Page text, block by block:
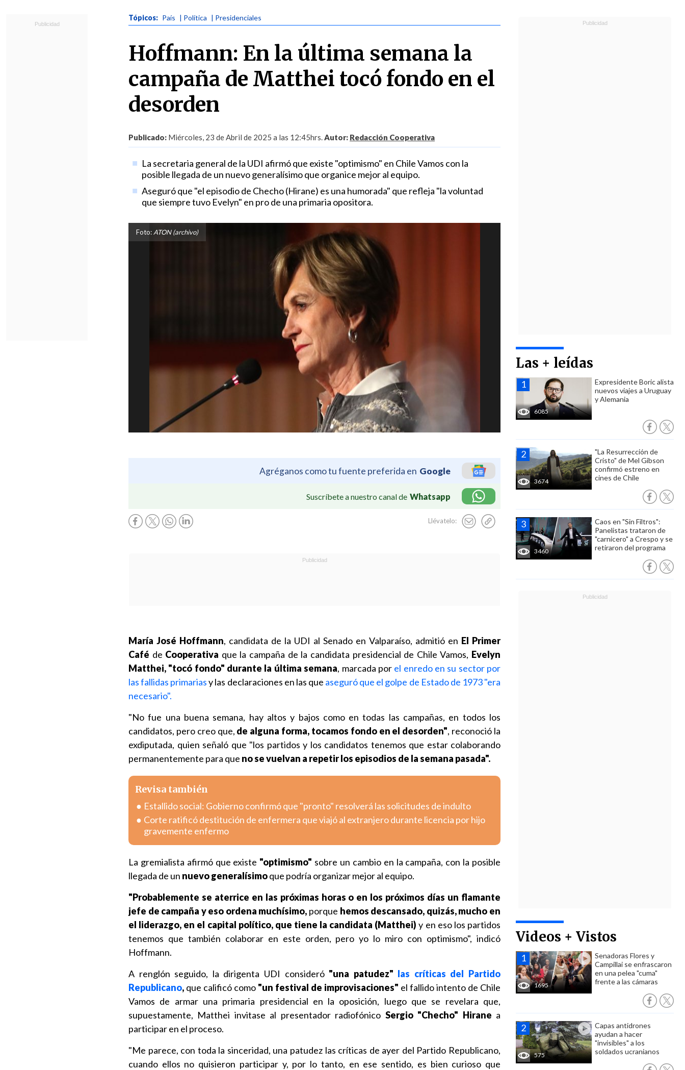
Tópicos: País | Política | Presidenciales
Hoffmann: En la última semana la
campaña de Matthei tocó fondo en el
desorden
Publicado: Miércoles, 23 de Abril de 2025 a las 12:45hrs.Autor: Redacción Cooperativa
La secretaria general de la UDI afirmó que existe "optimismo" en Chile Vamos con la
posible llegada de un nuevo generalísimo que organice mejor al equipo.
Aseguró que "el episodio de Checho (Hirane) es una humorada" que refleja "la voluntad
que siempre tuvo Evelyn" en pro de una primaria opositora.
Foto: ATON (archivo)
Agréganos como tu fuente preferida en Google
Suscríbete a nuestro canal de Whatsapp
Llévatelo:
Las + leídas
6085
Expresidente Boric alista
nuevos viajes a Uruguay
y Alemania
3674
"La Resurrección de
Cristo" de Mel Gibson
confirmó estreno en
cines de Chile
3460
Caos en "Sin Filtros":
Panelistas trataron de
"carnicero" a Crespo y se
retiraron del programa
Videos + Vistos
1695
Senadoras Flores y
Campillai se enfrascaron
en una pelea "cuma"
frente a las cámaras
575
Capas antidrones
ayudan a hacer
"invisibles" a los
soldados ucranianos
María José Hoffmann, candidata de la UDI al Senado en Valparaíso, admitió en El Primer
Café de Cooperativa que la campaña de la candidata presidencial de Chile Vamos, Evelyn
Matthei, "tocó fondo" durante la última semana, marcada por el enredo en su sector por
las fallidas primariasy las declaraciones en las que aseguró que el golpe de Estado de 1973 "era
necesario".
"No fue una buena semana, hay altos y bajos como en todas las campañas, en todos los
candidatos, pero creo que, de alguna forma, tocamos fondo en el desorden", reconoció la
exdiputada, quien señaló que "los partidos y los candidatos tenemos que estar colaborando
permanentemente para que no se vuelvan a repetir los episodios de la semana pasada".
Revisa también
Estallido social: Gobierno confirmó que "pronto" resolverá las solicitudes de indulto
Corte ratificó destitución de enfermera que viajó al extranjero durante licencia por hijo
gravemente enfermo
La gremialista afirmó que existe "optimismo" sobre un cambio en la campaña, con la posible
llegada de un nuevo generalísimoque podría organizar mejor al equipo.
"Probablemente se aterrice en las próximas horas o en los próximos días un flamante
jefe de campaña y eso ordena muchísimo, porque hemos descansado, quizás, mucho en
el liderazgo, en el capital político, que tiene la candidata (Matthei) y en eso los partidos
tenemos que también colaborar en este orden, pero yo lo miro con optimismo", indicó
Hoffmann.
A renglón seguido, la dirigenta UDI consideró"una patudez" las críticas del Partido
Republicano, que calificó como "un festival de improvisaciones" el fallido intento de Chile
Vamos de armar una primaria presidencial en la oposición, luego que se revelara que,
supuestamente, Matthei invitase al presentador radiofónico Sergio "Checho" Hirane a
participar en el proceso.
"Me parece, con toda la sinceridad, una patudez las críticas de ayer del Partido Republicano,
cuando ellos no quisieron participar y, por lo tanto, en ese sentido, es bien curioso que